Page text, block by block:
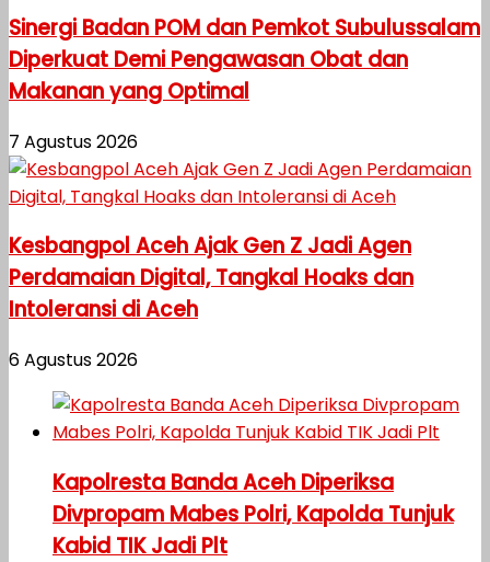
Sinergi Badan POM dan Pemkot Subulussalam
Diperkuat Demi Pengawasan Obat dan
Makanan yang Optimal
7 Agustus 2026
Kesbangpol Aceh Ajak Gen Z Jadi Agen
Perdamaian Digital, Tangkal Hoaks dan
Intoleransi di Aceh
6 Agustus 2026
Kapolresta Banda Aceh Diperiksa
Divpropam Mabes Polri, Kapolda Tunjuk
Kabid TIK Jadi Plt